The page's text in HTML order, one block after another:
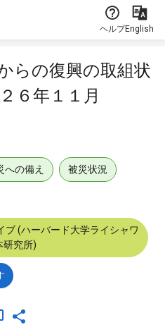
ヘルプEnglish
らの復興の取組状
６年１１月
への備え 被災状況
ブ (ハーバード大学ライシャワ
研究所)